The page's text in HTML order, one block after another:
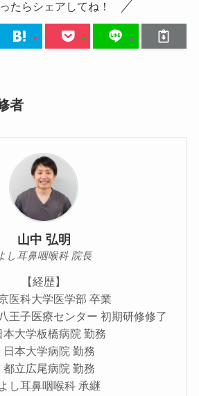
たらシェアしてね！
者
山中 弘明
し耳鼻咽喉科 院長
【経歴】
医科大学医学部 卒業
王子医療センター 初期研修修了
本大学板橋病院 勤務
日本大学病院 勤務
都立広尾病院 勤務
よし耳鼻咽喉科 承継